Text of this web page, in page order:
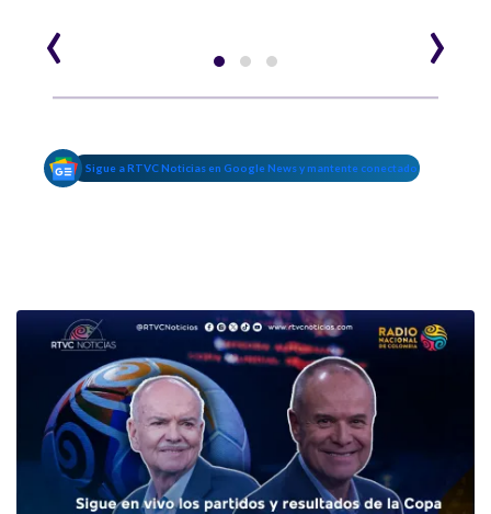
‹ ›
Sigue a RTVC Noticias en Google News y mantente conectado